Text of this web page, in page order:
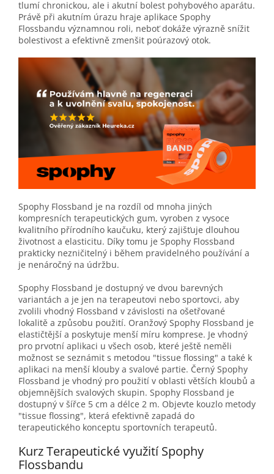
tlumí chronickou, ale i akutní bolest pohybového aparátu.
Právě při akutním úrazu hraje aplikace Spophy
Flossbandu významnou roli, neboť dokáže výrazně snížit
bolestivost a efektivně zmenšit poúrazový otok.
Spophy Flossband je na rozdíl od mnoha jiných
kompresních terapeutických gum, vyroben z vysoce
kvalitního přírodního kaučuku, který zajišťuje dlouhou
životnost a elasticitu. Díky tomu je Spophy Flossband
prakticky nezničitelný i během pravidelného používání a
je nenáročný na údržbu.
Spophy Flossband je dostupný ve dvou barevných
variantách a je jen na terapeutovi nebo sportovci, aby
zvolili vhodný Flossband v závislosti na ošetřované
lokalitě a způsobu použití. Oranžový Spophy Flossband je
elastičtější a poskytuje menší míru komprese. Je vhodný
pro prvotní aplikaci u všech osob, které ještě neměli
možnost se seznámit s metodou "tissue flossing" a také k
aplikaci na menší klouby a svalové partie. Černý Spophy
Flossband je vhodný pro použití v oblasti větších kloubů a
objemnějších svalových skupin. Spophy Flossband je
dostupný v šířce 5 cm a délce 2 m. Objevte kouzlo metody
"tissue flossing", která efektivně zapadá do
terapeutického konceptu sportovních terapeutů.
Kurz Terapeutické využití Spophy
Flossbandu